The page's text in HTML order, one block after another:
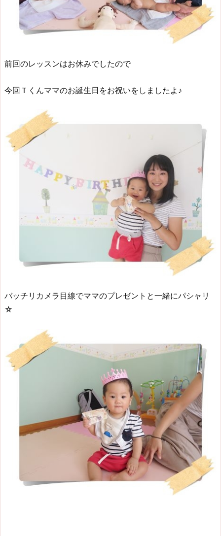
前回のレッスンはお休みでしたので
今回Ｔくんママのお誕生日をお祝いをしましたよ♪
バッチリカメラ目線でママのプレゼントと一緒にパシャリ
☆